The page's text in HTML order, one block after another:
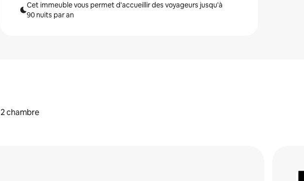
Cet immeuble vous permet d'accueillir des voyageurs jusqu'à
90 nuits par an
2 chambre